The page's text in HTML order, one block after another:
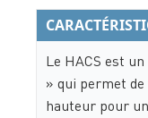
Le HACS est
» qui permet
hauteur pour